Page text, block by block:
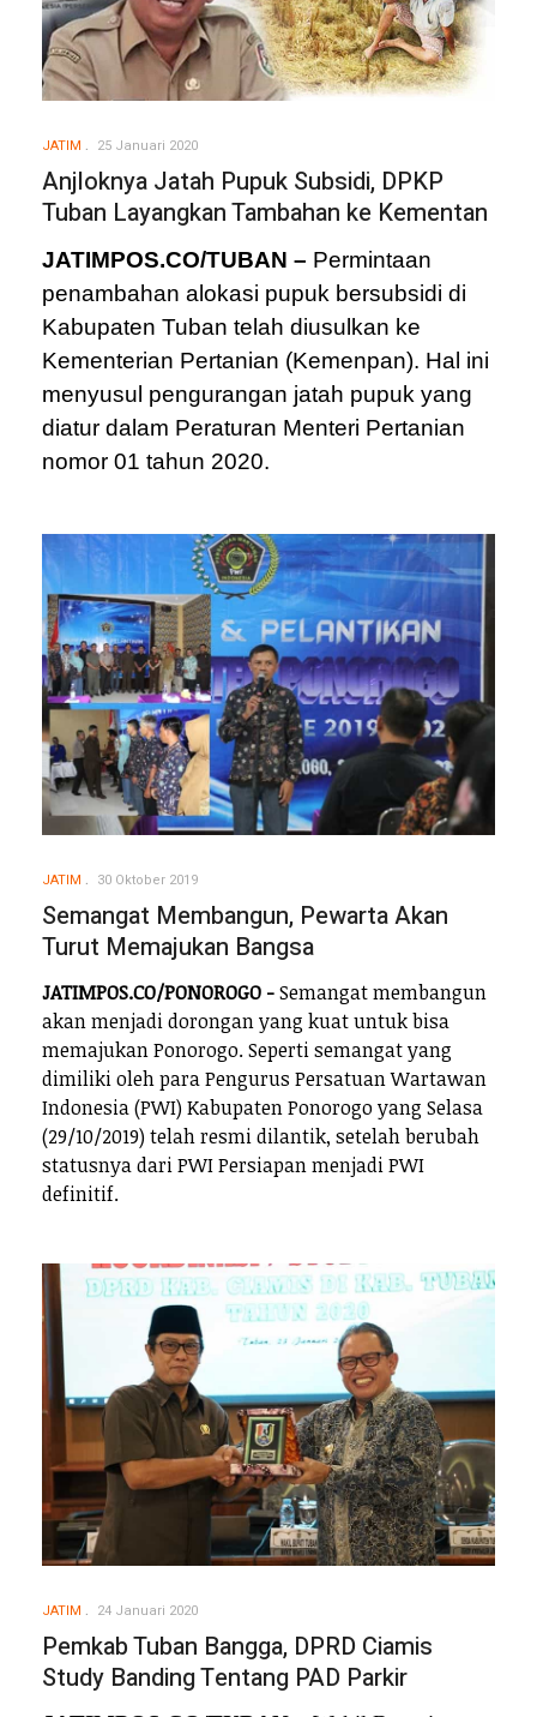
JATIM 25 Januari 2020
Anjloknya Jatah Pupuk Subsidi, DPKP
Tuban Layangkan Tambahan ke Kementan
JATIMPOS.CO/TUBAN – Permintaan
penambahan alokasi pupuk bersubsidi di
Kabupaten Tuban telah diusulkan ke
Kementerian Pertanian (Kemenpan). Hal ini
menyusul pengurangan jatah pupuk yang
diatur dalam Peraturan Menteri Pertanian
nomor 01 tahun 2020.
JATIM 30 Oktober 2019
Semangat Membangun, Pewarta Akan
Turut Memajukan Bangsa
JATIMPOS.CO/PONOROGO -Semangat membangun
akan menjadi dorongan yang kuat untuk bisa
memajukan Ponorogo. Seperti semangat yang
dimiliki oleh para Pengurus Persatuan Wartawan
Indonesia (PWI) Kabupaten Ponorogo yang Selasa
(29/10/2019) telah resmi dilantik, setelah berubah
statusnya dari PWI Persiapan menjadi PWI
definitif.
JATIM 24 Januari 2020
Pemkab Tuban Bangga, DPRD Ciamis
Study Banding Tentang PAD Parkir